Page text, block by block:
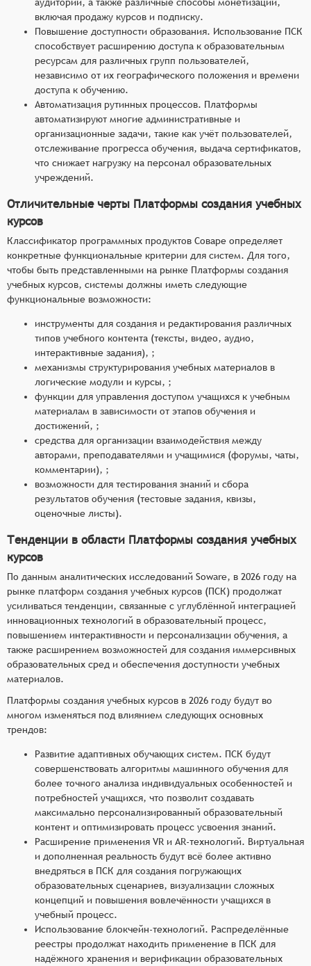
включая продажу курсов и подписку.
Повышение доступности образования. Использование ПСК
способствует расширению доступа к образовательным
ресурсам для различных групп пользователей,
независимо от их географического положения и времени
доступа к обучению.
Автоматизация рутинных процессов. Платформы
автоматизируют многие административные и
организационные задачи, такие как учёт пользователей,
отслеживание прогресса обучения, выдача сертификатов,
что снижает нагрузку на персонал образовательных
учреждений.
Отличительные черты Платформы создания учебных
курсов
Классификатор программных продуктов Соваре определяет
конкретные функциональные критерии для систем. Для того,
чтобы быть представленными на рынке Платформы создания
учебных курсов, системы должны иметь следующие
функциональные возможности:
инструменты для создания и редактирования различных
типов учебного контента (тексты, видео, аудио,
интерактивные задания), ;
механизмы структурирования учебных материалов в
логические модули и курсы, ;
функции для управления доступом учащихся к учебным
материалам в зависимости от этапов обучения и
достижений, ;
средства для организации взаимодействия между
авторами, преподавателями и учащимися (форумы, чаты,
комментарии), ;
возможности для тестирования знаний и сбора
результатов обучения (тестовые задания, квизы,
оценочные листы).
Тенденции в области Платформы создания учебных
курсов
По данным аналитических исследований Soware, в 2026 году на
рынке платформ создания учебных курсов (ПСК) продолжат
усиливаться тенденции, связанные с углублённой интеграцией
инновационных технологий в образовательный процесс,
повышением интерактивности и персонализации обучения, а
также расширением возможностей для создания иммерсивных
образовательных сред и обеспечения доступности учебных
материалов.
Платформы создания учебных курсов в 2026 году будут во
многом изменяться под влиянием следующих основных
трендов:
Развитие адаптивных обучающих систем. ПСК будут
совершенствовать алгоритмы машинного обучения для
более точного анализа индивидуальных особенностей и
потребностей учащихся, что позволит создавать
максимально персонализированный образовательный
контент и оптимизировать процесс усвоения знаний.
Расширение применения VR и AR-технологий. Виртуальная
и дополненная реальность будут всё более активно
внедряться в ПСК для создания погружающих
образовательных сценариев, визуализации сложных
концепций и повышения вовлечённости учащихся в
учебный процесс.
Использование блокчейн-технологий. Распределённые
реестры продолжат находить применение в ПСК для
надёжного хранения и верификации образовательных